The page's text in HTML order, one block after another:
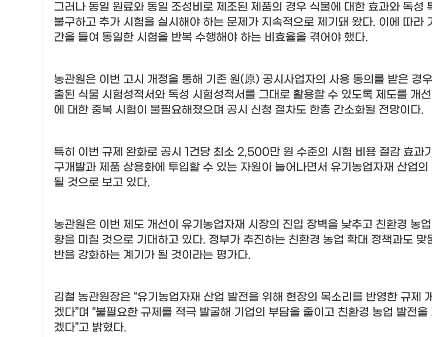
그러나 동일 원료와 동일 조성비로 제조된 제품의 경우 식물에 대한 효과와 독성
불구하고 추가 시험을 실시해야 하는 문제가 지속적으로 제기돼 왔다. 이에 따라
간을 들여 동일한 시험을 반복 수행해야 하는 비효율을 겪어야 했다.
농관원은 이번 고시 개정을 통해 기존 원(原) 공시사업자의 사용 동의를 받은 경우
출된 식물 시험성적서와 독성 시험성적서를 그대로 활용할 수 있도록 제도를 개
에 대한 중복 시험이 불필요해졌으며 공시 신청 절차도 한층 간소화될 전망이다.
특히 이번 규제 완화로 공시 1 건당 최소 2,500만 원 수준의 시험 비용 절감 효과
구개발과 제품 상용화에 투입할 수 있는 자원이 늘어나면서 유기농업자재 산업의
될 것으로 보고 있다.
농관원은 이번 제도 개선이 유기농업자재 시장의 진입 장벽을 낮추고 친환경 농
향을 미칠 것으로 기대하고 있다. 정부가 추진하는 친환경 농업 확대 정책과도 맞
반을 강화하는 계기가 될 것이라는 평가다.
김철 농관원장은 “유기농업자재 산업 발전을 위해 현장의 목소리를 반영한 규제
겠다”며 “불필요한 규제를 적극 발굴해 기업의 부담을 줄이고 친환경 농업 발전
겠다”고 밝혔다.